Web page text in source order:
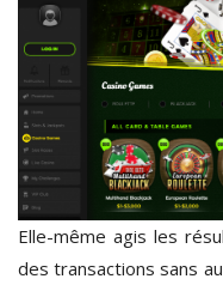
Elle-même agis les
des transactions sans